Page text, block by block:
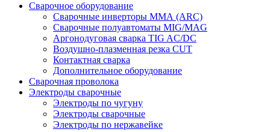
Сварочное оборудование
Сварочные инверторы ММА (ARC)
Сварочные полуавтоматы MIG/MAG
Аргонодуговая сварка TIG AC/DC
Воздушно-плазменная резка CUT
Контактная сварка
Дополнительное оборудование
Сварочная проволока
Электроды сварочные
Электроды по чугуну
Электроды сварочные
Электроды по нержавейке